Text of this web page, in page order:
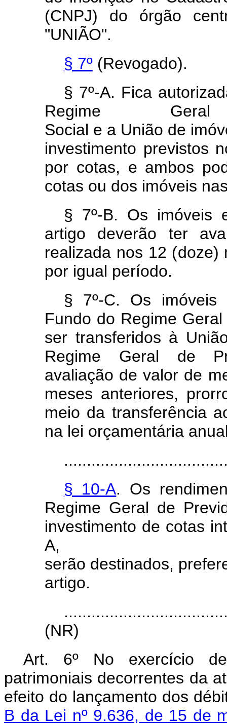
(CNPJ) do órgão
"UNIÃO".
§ 7º(Revogado).
§ 7º-A. Fica
Regime
Social e a União de
investimento previstos
por cotas, e ambos
cotas ou dos imóveis
§ 7º-B. Os imóveis
artigo deverão ter
realizada nos 12 (doze)
por igual período.
§ 7º-C. Os imóveis
Fundo do Regime
ser transferidos à
Regime Geral de
avaliação de valor de
meses anteriores,
meio da transferência
na lei orçamentária
§ 10-A. Os
Regime Geral de
investimento de cotas
A,
serão destinados,
artigo.
(NR)
Art. 6º No exercício
patrimoniais decorrentes da
efeito do lançamento dos
B da Lei nº 9.636, de 15 de